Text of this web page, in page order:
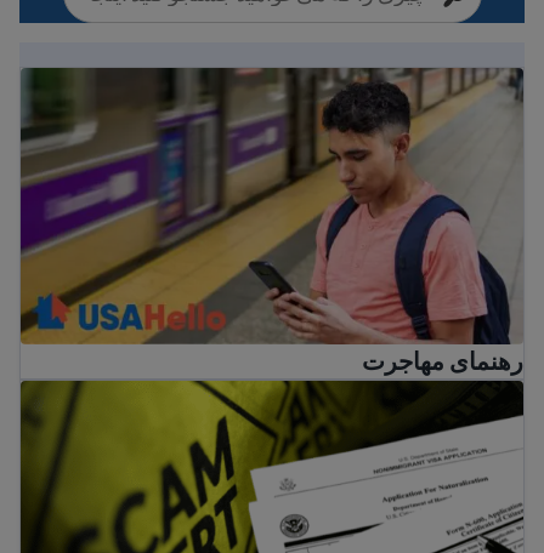
رهنمای مهاجرت
رهنمای مهاجرت
نکاتی برای جلوگیری از کلاهبرداری و تقلب معمول مهاجرت